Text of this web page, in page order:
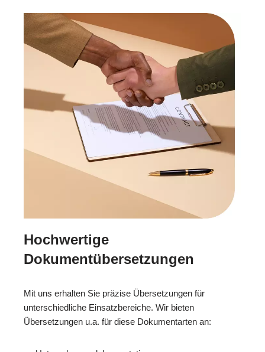
Hochwertige
Dokumentübersetzungen
Mit uns erhalten Sie präzise Übersetzungen für
unterschiedliche Einsatzbereiche. Wir bieten
Übersetzungen u.a. für diese Dokumentarten an: